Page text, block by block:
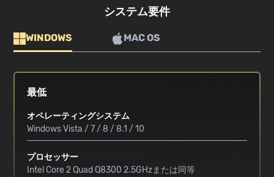
システム要件
WINDOWS MAC OS
最低
オペレーティングシステム
Windows Vista / 7 / 8 / 8.1 / 10
プロセッサー
Intel Core 2 Quad Q8300 2.5GHzまたは同等